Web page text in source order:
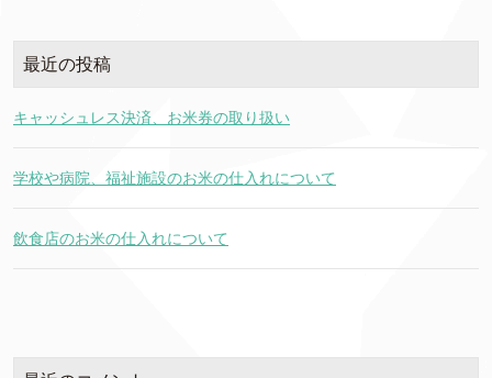
最近の投稿
キャッシュレス決済、お米券の取り扱い
学校や病院、福祉施設のお米の仕入れについて
飲食店のお米の仕入れについて